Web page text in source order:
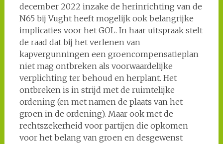
december 2022 inzake de herinrichting van de
N65 bij Vught heeft mogelijk ook belangrijke
implicaties voor het GOL. In haar uitspraak stelt
de raad dat bij het verlenen van
kapvergunningen een groencompensatieplan
niet mag ontbreken als voorwaardelijke
verplichting ter behoud en herplant. Het
ontbreken is in strijd met de ruimtelijke
ordening (en met namen de plaats van het
groen in de ordening). Maar ook met de
rechtszekerheid voor partijen die opkomen
voor het belang van groen en desgewenst